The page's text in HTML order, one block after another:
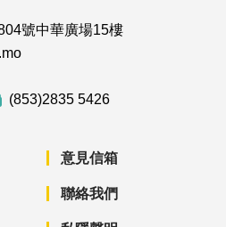
號中華廣場15樓
(853)2835 5426
意見信箱
聯絡我們